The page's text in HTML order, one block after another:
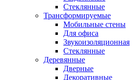
Стеклянные
Трансформируемые
Мобильные стены
Для офиса
Звукоизоляционная
Стеклянные
Деревянные
Дверные
Декоративные